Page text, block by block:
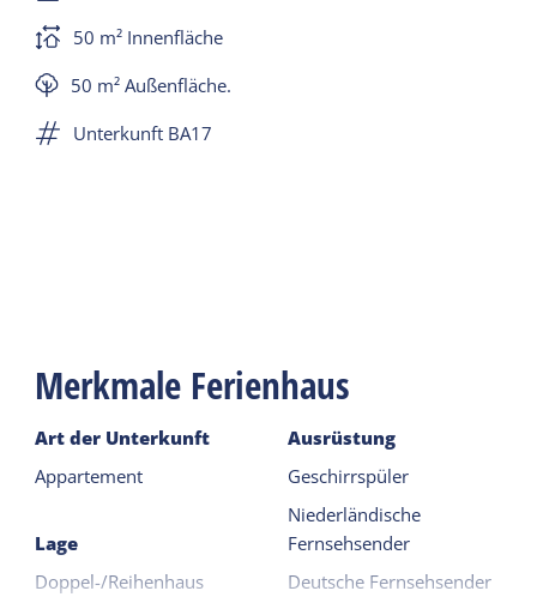
50 m² Innenfläche
50 m² Außenfläche.
Unterkunft BA17
Merkmale Ferienhaus
Art der Unterkunft
Appartement
Lage
Doppel-/Reihenhaus
Ausrüstung
Geschirrspüler
Niederländische
Fernsehsender
Deutsche Fernsehsender